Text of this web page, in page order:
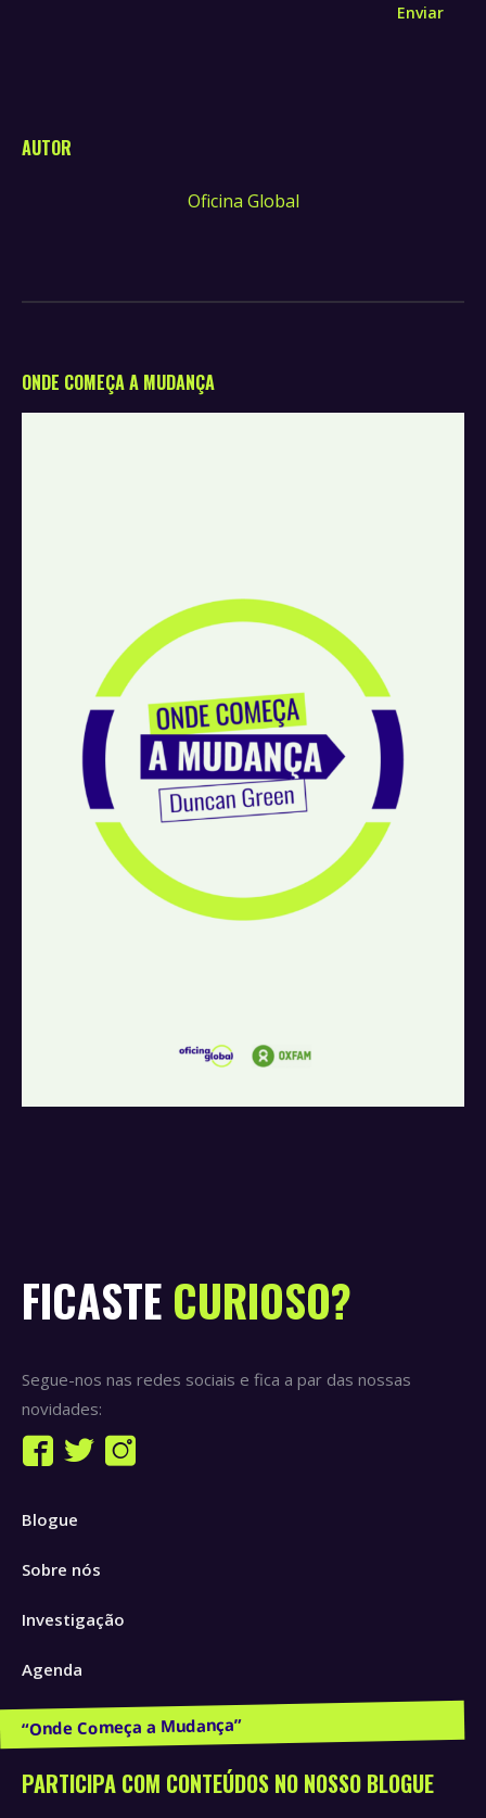
Enviar
AUTOR
Oficina Global
ONDE COMEÇA A MUDANÇA
FICASTE CURIOSO?
Segue-nos nas redes sociais e fica a par das nossas
novidades:
Find us on:
Facebook
opens
new
Twitter
new
Instagram
Blogue
Sobre nós
Investigação
Agenda
Publicações e Recursos
PARTICIPA COM CONTEÚDOS NO NOSSO BLOGUE